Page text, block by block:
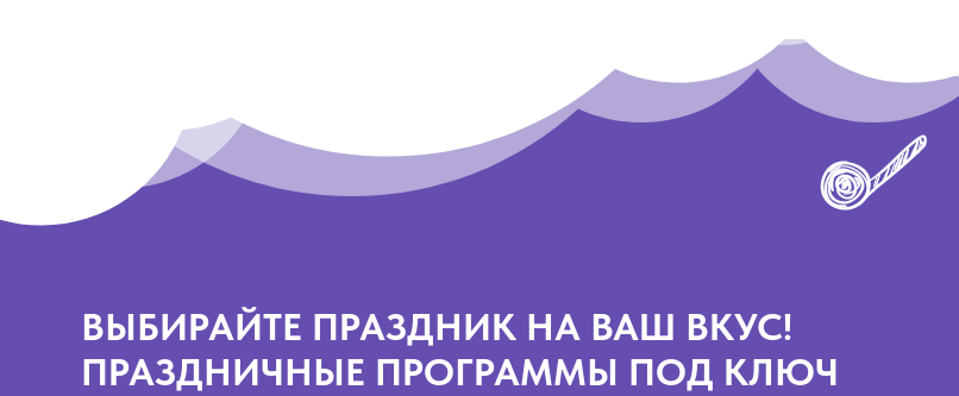
ВЫБИРАЙТЕ ПРАЗДНИК НА ВАШ ВКУС!
ПРАЗДНИЧНЫЕ ПРОГРАММЫ ПОД КЛЮЧ